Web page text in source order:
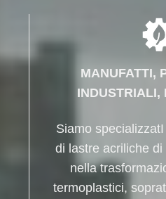
MANUFATTI,
INDUSTRIALI,
Siamo
di lastre acriliche
nella
termoplastici,